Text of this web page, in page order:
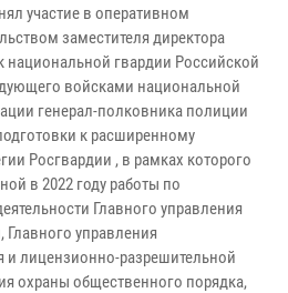
участие в оперативном
заместителя директора
гвардии Российской
войсками национальной
генерал-полковника полиции
к расширенному
Росгвардии , в рамках которого
в 2022 году работы по
Главного управления
управления
и лицензионно-разрешительной
охраны общественного порядка,